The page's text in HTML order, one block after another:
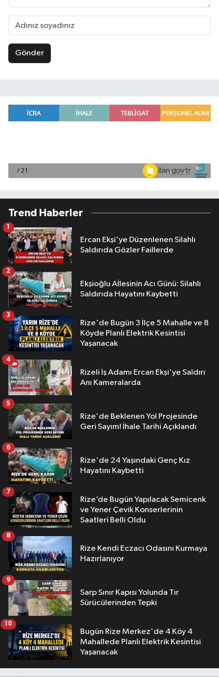
Gönder
Trend Haberler
Ercan Ekşi'ye Düzenlenen Silahlı
Saldırıda Gözler Faillerde
1
Ekşioğlu Aİlesinin Acı Günü: Silahlı
Saldırıda Hayatını Kaybetti
2
Rize'de Bugün 3 İlçe 5 Mahalle ve 8
Köyde Planlı Elektrik Kesintisi
Yaşanacak
3
Rizeli İş Adamı Ercan Ekşi'ye Saldırı
Anı Kameralarda
4
Rize'de Beklenen Yol Projesinde
Geri Sayım! İhale Tarihi Açıklandı
5
Rize'de 24 Yaşındaki Genç Kız
Hayatını Kaybetti
6
Rize’de Bugün Yapılacak Semicenk
ve Yener Çevik Konserlerinin
Saatleri Belli Oldu
7
Rize Kendi Eczacı Odasını Kurmaya
Hazırlanıyor
8
Sarp Sınır Kapısı Yolunda Tır
Sürücülerinden Tepki
9
Bugün Rize Merkez'de 4 Köy 4
Mahallede Planlı Elektrik Kesintisi
Yaşanacak
10